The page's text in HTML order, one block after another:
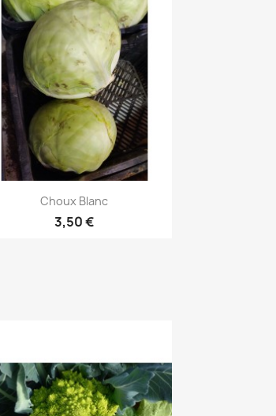
Aperçu rapide
Choux Blanc
3,50 €